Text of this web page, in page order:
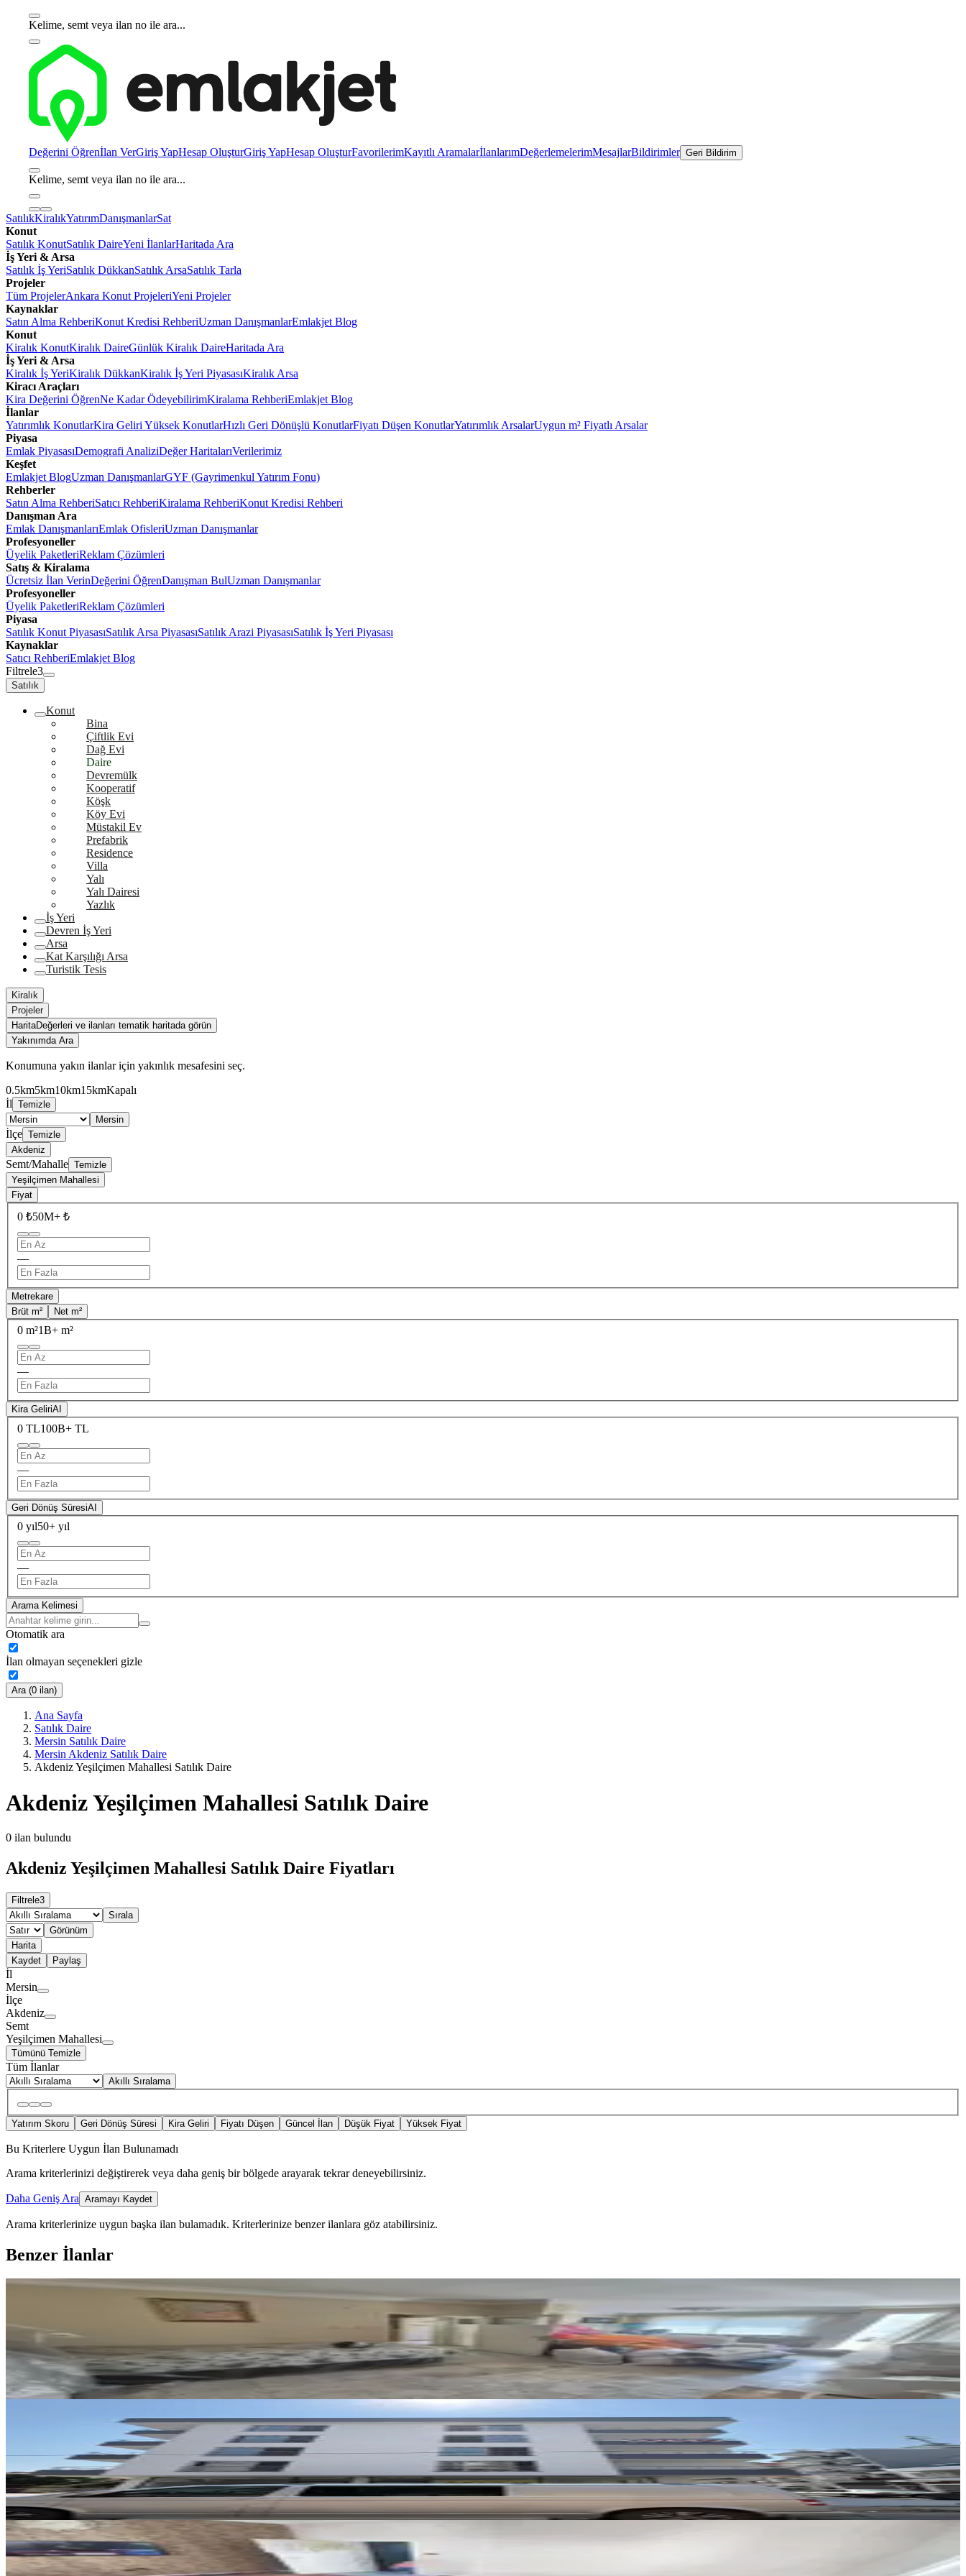
Kelime, semt veya ilan no ile ara...
Değerini Öğrenİlan VerGiriş YapHesap OluşturGiriş YapHesap OluşturFavorilerimKayıtlı AramalarİlanlarımDeğerlemelerimMesajlarBildirimler Geri Bildirim
Kelime, semt veya ilan no ile ara...
SatılıkKiralıkYatırımDanışmanlarSat
Konut
Satılık KonutSatılık DaireYeni İlanlarHaritada Ara
İş Yeri & Arsa
Satılık İş YeriSatılık DükkanSatılık ArsaSatılık Tarla
Projeler
Tüm ProjelerAnkara Konut ProjeleriYeni Projeler
Kaynaklar
Satın Alma RehberiKonut Kredisi RehberiUzman DanışmanlarEmlakjet Blog
Konut
Kiralık KonutKiralık DaireGünlük Kiralık DaireHaritada Ara
İş Yeri & Arsa
Kiralık İş YeriKiralık DükkanKiralık İş Yeri PiyasasıKiralık Arsa
Kiracı Araçları
Kira Değerini ÖğrenNe Kadar ÖdeyebilirimKiralama RehberiEmlakjet Blog
İlanlar
Yatırımlık KonutlarKira Geliri Yüksek KonutlarHızlı Geri Dönüşlü KonutlarFiyatı Düşen KonutlarYatırımlık ArsalarUygun m² Fiyatlı Arsalar
Piyasa
Emlak PiyasasıDemografi AnaliziDeğer HaritalarıVerilerimiz
Keşfet
Emlakjet BlogUzman DanışmanlarGYF (Gayrimenkul Yatırım Fonu)
Rehberler
Satın Alma RehberiSatıcı RehberiKiralama RehberiKonut Kredisi Rehberi
Danışman Ara
Emlak DanışmanlarıEmlak OfisleriUzman Danışmanlar
Profesyoneller
Üyelik PaketleriReklam Çözümleri
Satış & Kiralama
Ücretsiz İlan VerinDeğerini ÖğrenDanışman BulUzman Danışmanlar
Profesyoneller
Üyelik PaketleriReklam Çözümleri
Piyasa
Satılık Konut PiyasasıSatılık Arsa PiyasasıSatılık Arazi PiyasasıSatılık İş Yeri Piyasası
Kaynaklar
Satıcı RehberiEmlakjet Blog
Filtrele3
Satılık
Konut
Bina
Çiftlik Evi
Dağ Evi
Daire
Devremülk
Kooperatif
Köşk
Köy Evi
Müstakil Ev
Prefabrik
Residence
Villa
Yalı
Yalı Dairesi
Yazlık
İş Yeri
Devren İş Yeri
Arsa
Kat Karşılığı Arsa
Turistik Tesis
Kiralık
Projeler
HaritaDeğerleri ve ilanları tematik haritada görün
Yakınımda Ara
Konumuna yakın ilanlar için yakınlık mesafesini seç.
0.5km5km10km15kmKapalı
İl Temizle
Mersin
İlçe Temizle
Akdeniz
Semt/Mahalle Temizle
Yeşilçimen Mahallesi
Fiyat
0 ₺50M+ ₺
—
Metrekare
Brüt m²
Net m²
0 m²1B+ m²
—
Kira GeliriAI
0 TL100B+ TL
—
Geri Dönüş SüresiAI
0 yıl50+ yıl
—
Arama Kelimesi
Otomatik ara
İlan olmayan seçenekleri gizle
Ara (0 ilan)
Ana Sayfa
Satılık Daire
Mersin Satılık Daire
Mersin Akdeniz Satılık Daire
Akdeniz Yeşilçimen Mahallesi Satılık Daire
Akdeniz Yeşilçimen Mahallesi Satılık Daire
0 ilan bulundu
Akdeniz Yeşilçimen Mahallesi Satılık Daire Fiyatları
Filtrele3
Sırala
Görünüm
Harita
Kaydet
Paylaş
İl
Mersin
İlçe
Akdeniz
Semt
Yeşilçimen Mahallesi
Tümünü Temizle
Tüm İlanlar
Akıllı Sıralama
Yatırım Skoru Geri Dönüş Süresi Kira Geliri Fiyatı Düşen Güncel İlan Düşük Fiyat Yüksek Fiyat
Bu Kriterlere Uygun İlan Bulunamadı
Arama kriterlerinizi değiştirerek veya daha geniş bir bölgede arayarak tekrar deneyebilirsiniz.
Daha Geniş Ara Aramayı Kaydet
Arama kriterlerinize uygun başka ilan bulamadık. Kriterlerinize benzer ilanlara göz atabilirsiniz.
Benzer İlanlar
ÖNE ÇIKAN
İmaj'dan Nusratiye Mah'de 2+1 Geniş Oturumlu Daire
2+1 ·130 m²·2. Kat·01.08.2026
1.790.000 ₺Yatırım Skoru: 69 Fırsat
Ara
Acar Group'tan Mahmudiye Mh Yeni Adliye Civarında 1+1 Satılık
Akdeniz, Mahmudiye Mahallesi
1+1·55 m²·3. Kat·07.08.2026
1.850.000 ₺
ACAR İNŞAAT GAYRİMENKULFuat Acar
Ara
YENİ
İmaj'dan Gündoğdu Mah'de 3+1 Geniş Oturumlu Kelepir Daire
Akdeniz, Gündoğdu Mahallesi